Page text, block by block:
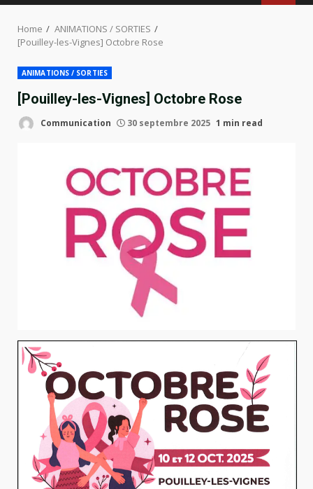
Home
ANIMATIONS / SORTIES
[Pouilley-les-Vignes] Octobre Rose
ANIMATIONS / SORTIES
[Pouilley-les-Vignes] Octobre Rose
Communication 30 septembre 2025 1 min read